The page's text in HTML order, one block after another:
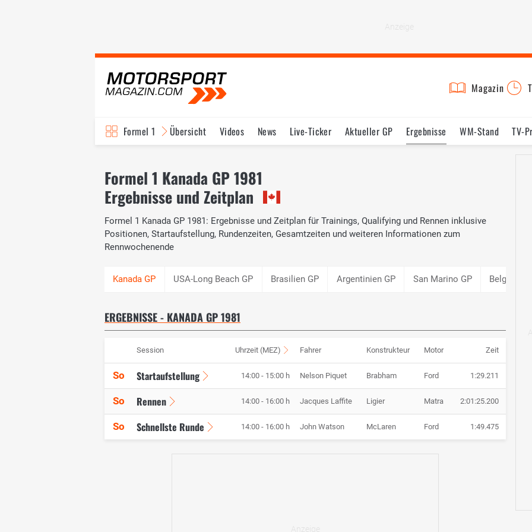
Magazin
Formel 1 Übersicht Videos News Live-Ticker Aktueller GP Ergebnisse WM-Stand TV-
Formel 1 Kanada GP 1981
Ergebnisse und Zeitplan
Formel 1 Kanada GP 1981: Ergebnisse und Zeitplan für Trainings, Qualifying und Rennen inklusive
Positionen, Startaufstellung, Rundenzeiten, Gesamtzeiten und weiteren Informationen zum
Rennwochenende
USA-Long Beach GP Brasilien GP Argentinien GP San Marino GP Belgien GP
ERGEBNISSE - KANADA GP 1981
Session Uhrzeit (MEZ) Fahrer Konstrukteur Motor Zeit
So Startaufstellung 14:00 - 15:00 h Nelson Piquet Brabham Ford 1:29.211
So Rennen 14:00 - 16:00 h Jacques Laffite Ligier Matra 2:01:25.200
So Schnellste Runde 14:00 - 16:00 h John Watson McLaren Ford 1:49.475